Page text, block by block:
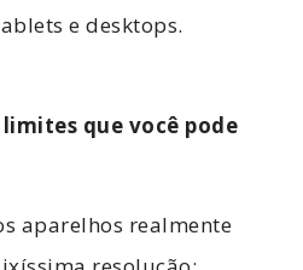
e desktops.
que você pode
aparelhos realmente